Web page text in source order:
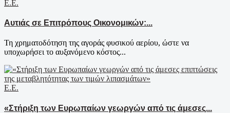
Ε.Ε.
Αυτιάς σε Επιτρόπους Οικονομικών:...
Τη χρηματοδότηση της αγοράς φυσικού αερίου, ώστε να
υποχωρήσει το αυξανόμενο κόστος...
Ε.Ε.
«Στήριξη των Ευρωπαίων γεωργών από τις άμεσες...